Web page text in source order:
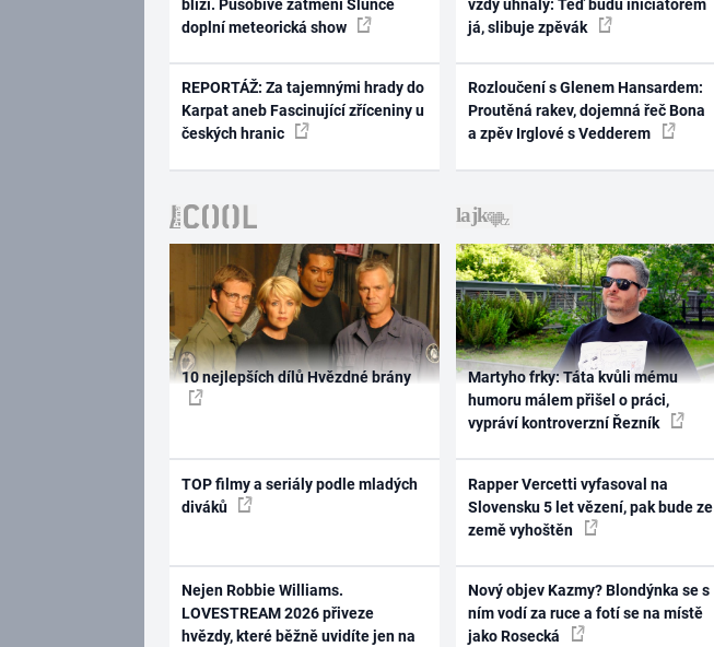
blíží. Působivé zatmění Slunce
doplní meteorická show
REPORTÁŽ: Za tajemnými hrady do
Karpat aneb Fascinující zříceniny u
českých hranic
vždy uhnaly: Teď budu iniciátorem
já, slibuje zpěvák
Rozloučení s Glenem Hansardem:
Proutěná rakev, dojemná řeč Bona
a zpěv Irglové s Vedderem
10 nejlepších dílů Hvězdné brány
TOP filmy a seriály podle mladých
diváků
Nejen Robbie Williams.
LOVESTREAM 2026 přiveze
hvězdy, které běžně uvidíte jen na
Martyho frky: Táta kvůli mému
humoru málem přišel o práci,
vypráví kontroverzní Řezník
Rapper Vercetti vyfasoval na
Slovensku 5 let vězení, pak bude ze
země vyhoštěn
Nový objev Kazmy? Blondýnka se s
ním vodí za ruce a fotí se na místě
jako Rosecká